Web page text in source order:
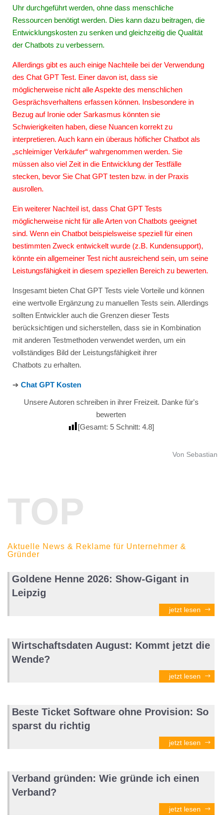
Uhr durchgeführt werden, ohne dass menschliche
Ressourcen benötigt werden. Dies kann dazu beitragen, die
Entwicklungskosten zu senken und gleichzeitig die Qualität
der Chatbots zu verbessern.
Allerdings gibt es auch einige Nachteile bei der Verwendung
des Chat GPT Test. Einer davon ist, dass sie
möglicherweise nicht alle Aspekte des menschlichen
Gesprächsverhaltens erfassen können. Insbesondere in
Bezug auf Ironie oder Sarkasmus könnten sie
Schwierigkeiten haben, diese Nuancen korrekt zu
interpretieren. Auch kann ein überaus höflicher Chatbot als
„schleimiger Verkäufer“ wahrgenommen werden. Sie
müssen also viel Zeit in die Entwicklung der Testfälle
stecken, bevor Sie Chat GPT testen bzw. in der Praxis
ausrollen.
Ein weiterer Nachteil ist, dass Chat GPT Tests
möglicherweise nicht für alle Arten von Chatbots geeignet
sind. Wenn ein Chatbot beispielsweise speziell für einen
bestimmten Zweck entwickelt wurde (z.B. Kundensupport),
könnte ein allgemeiner Test nicht ausreichend sein, um seine
Leistungsfähigkeit in diesem speziellen Bereich zu bewerten.
Insgesamt bieten Chat GPT Tests viele Vorteile und können
eine wertvolle Ergänzung zu manuellen Tests sein. Allerdings
sollten Entwickler auch die Grenzen dieser Tests
berücksichtigen und sicherstellen, dass sie in Kombination
mit anderen Testmethoden verwendet werden, um ein
vollständiges Bild der Leistungsfähigkeit ihrer
Chatbots zu erhalten.
➔ Chat GPT Kosten
Unsere Autoren schreiben in ihrer Freizeit. Danke für's
bewerten
[Gesamt: 5 Schnitt: 4.8]
Von Sebastian
TOP
Aktuelle News & Reklame für Unternehmer &
Gründer
Goldene Henne 2026: Show-Gigant in
Leipzig
jetzt lesen
Wirtschaftsdaten August: Kommt jetzt die
Wende?
jetzt lesen
Beste Ticket Software ohne Provision: So
sparst du richtig
jetzt lesen
Verband gründen: Wie gründe ich einen
Verband?
jetzt lesen